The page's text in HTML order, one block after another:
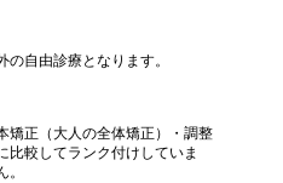
自由診療となります。
矯正（大人の全体矯正）・調整
比較してランク付けしていま